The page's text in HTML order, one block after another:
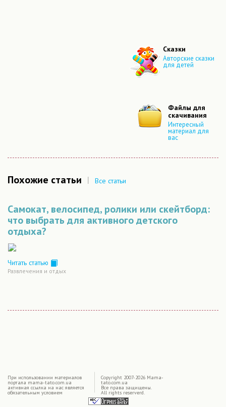
Сказки
Авторские сказки
для детей
Файлы для
скачивания
Интересный
материал для
вас
Похожие статьи | Все статьи
Самокат, велосипед, ролики или скейтборд:
что выбрать для активного детского
отдыха?
Читать статью
Развлечения и отдых
При использовании материалов
портала mama-tato.com.ua
активная ссылка на нас является
обязательным условием
Copyright 2007-2026 Mama-
tato.com.ua
Все права защищены.
All rights reserverd.